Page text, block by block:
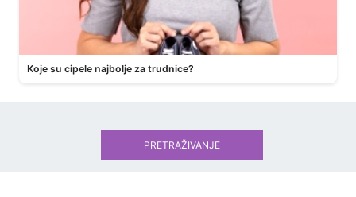
Koje su cipele najbolje za trudnice?
PRETRAŽIVANJE